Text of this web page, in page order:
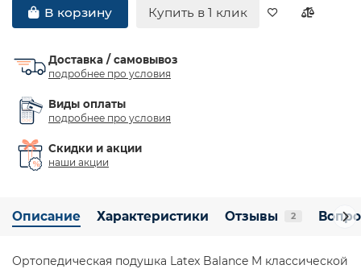
В корзину Купить в 1 клик
Доставка / самовывоз
подробнее про условия
Виды оплаты
подробнее про условия
Скидки и акции
наши акции
Описание Характеристики Отзывы 2
Ортопедическая подушка Latex Balance M классической